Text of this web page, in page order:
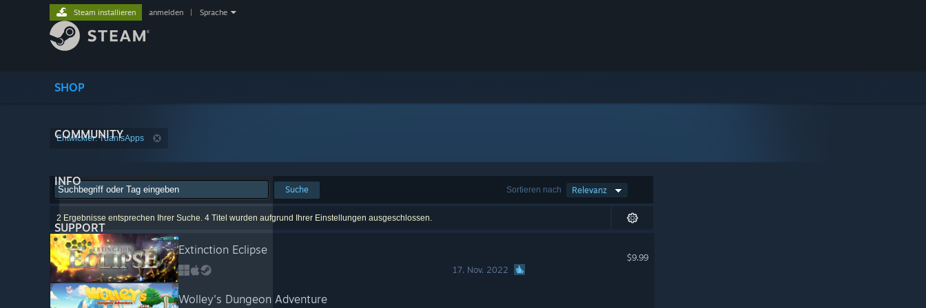
SHOP
COMMUNITY
INFO
SUPPORT
Steam installieren anmelden Sprache
Entwickler: TuanisApps
Sortieren nach Relevanz
Suche
2 Ergebnisse entsprechen Ihrer Suche. 4 Titel wurden aufgrund Ihrer Einstellungen ausgeschlossen.
Extinction Eclipse
17. Nov. 2022
$9.99
Wolley's Dungeon Adventure